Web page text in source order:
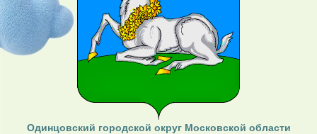
Одинцовский городской округ Московской области